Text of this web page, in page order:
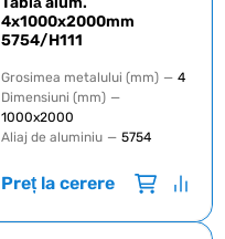
4x1000x2000mm
5754/H111
Grosimea metalului (mm) — 4
Dimensiuni (mm) —
1000х2000
Aliaj de aluminiu — 5754
Preț la cerere